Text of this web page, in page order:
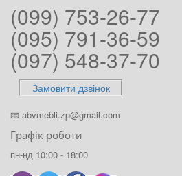
(099) 753-26-77
(095) 791-36-59
(097) 548-37-70
Замовити дзвінок
📧 abvmebli.zp@gmail.com
Графік роботи
пн-нд 10:00 - 18:00